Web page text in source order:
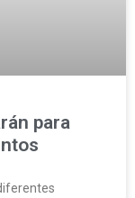
para